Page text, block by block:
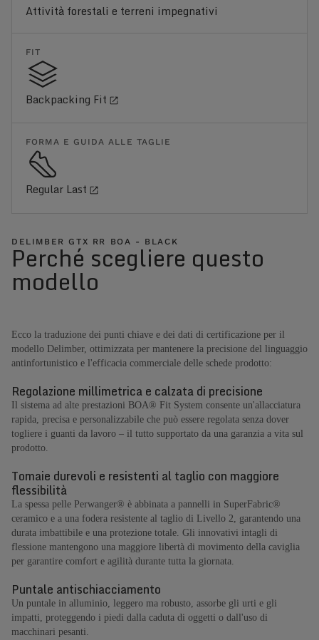
Attività forestali e terreni impegnativi
FIT
Backpacking Fit
FORMA E GUIDA ALLE TAGLIE
Regular Last
DELIMBER GTX RR BOA - BLACK
Perché scegliere questo
modello
Ecco la traduzione dei punti chiave e dei dati di certificazione per il
modello Delimber, ottimizzata per mantenere la precisione del linguaggio
antinfortunistico e l'efficacia commerciale delle schede prodotto:
Regolazione millimetrica e calzata di precisione
Il sistema ad alte prestazioni BOA® Fit System consente un'allacciatura
rapida, precisa e personalizzabile che può essere regolata senza dover
togliere i guanti da lavoro – il tutto supportato da una garanzia a vita sul
prodotto.
Tomaie durevoli e resistenti al taglio con maggiore
flessibilità
La spessa pelle Perwanger® è abbinata a pannelli in SuperFabric®
ceramico e a una fodera resistente al taglio di Livello 2, garantendo una
durata imbattibile e una protezione totale. Gli innovativi intagli di
flessione mantengono una maggiore libertà di movimento della caviglia
per garantire comfort e agilità durante tutta la giornata.
Puntale antischiacciamento
Un puntale in alluminio, leggero ma robusto, assorbe gli urti e gli
impatti, proteggendo i piedi dalla caduta di oggetti o dall'uso di
macchinari pesanti.